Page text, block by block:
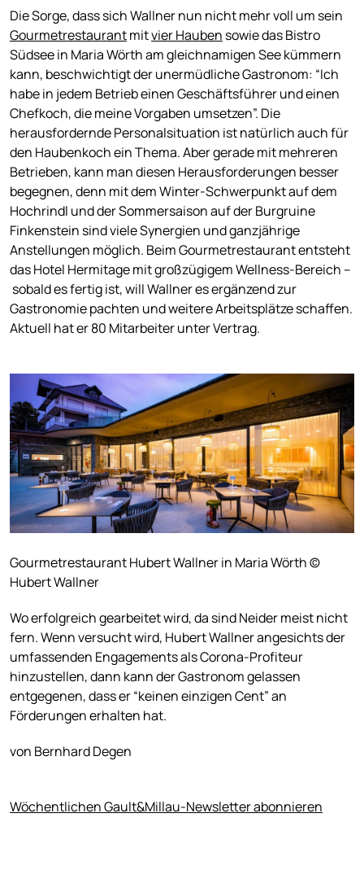
Die Sorge, dass sich Wallner nun nicht mehr voll um sein
Gourmetrestaurantmitvier Hauben sowie das Bistro
Südsee in Maria Wörth am gleichnamigen See kümmern
kann, beschwichtigt der unermüdliche Gastronom: “Ich
habe in jedem Betrieb einen Geschäftsführer und einen
Chefkoch, die meine Vorgaben umsetzen”. Die
herausfordernde Personalsituation ist natürlich auch für
den Haubenkoch ein Thema. Aber gerade mit mehreren
Betrieben, kann man diesen Herausforderungen besser
begegnen, denn mit dem Winter-Schwerpunkt auf dem
Hochrindl und der Sommersaison auf der Burgruine
Finkenstein sind viele Synergien und ganzjährige
Anstellungen möglich. Beim Gourmetrestaurant entsteht
das Hotel Hermitage mit großzügigem Wellness-Bereich –
sobald es fertig ist, will Wallner es ergänzend zur
Gastronomie pachten und weitere Arbeitsplätze schaffen.
Aktuell hat er 80 Mitarbeiter unter Vertrag.
Gourmetrestaurant Hubert Wallner in Maria Wörth ©
Hubert Wallner
Wo erfolgreich gearbeitet wird, da sind Neider meist nicht
fern. Wenn versucht wird, Hubert Wallner angesichts der
umfassenden Engagements als Corona-Profiteur
hinzustellen, dann kann der Gastronom gelassen
entgegenen, dass er “keinen einzigen Cent” an
Förderungen erhalten hat.
von Bernhard Degen
Wöchentlichen Gault&Millau-Newsletter abonnieren